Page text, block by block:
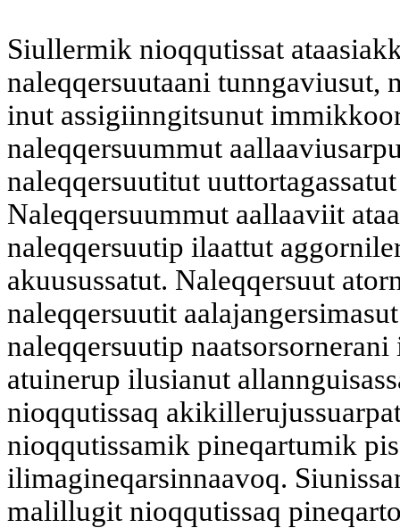
Siullermik nioqqutissat
naleqqersuutaani tunngaviusut,
inut assigiinngitsunut
naleqqersuummut
naleqqersuutitut
Naleqqersuummut aallaaviit
naleqqersuutip ilaattut
akuusussatut. Naleqqersuut
naleqqersuutit
naleqqersuutip
atuinerup ilusianut
nioqqutissaq
nioqqutissamik pineqartumik
ilimagineqarsinnaavoq.
malillugit nioqqutissaq